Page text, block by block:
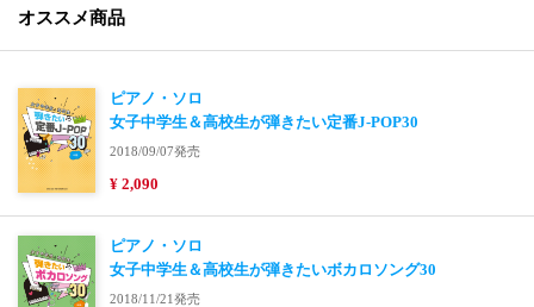
オススメ商品
ピアノ・ソロ
女子中学生＆高校生が弾きたい定番J-POP30
2018/09/07発売
¥ 2,090
ピアノ・ソロ
女子中学生＆高校生が弾きたいボカロソング30
2018/11/21発売